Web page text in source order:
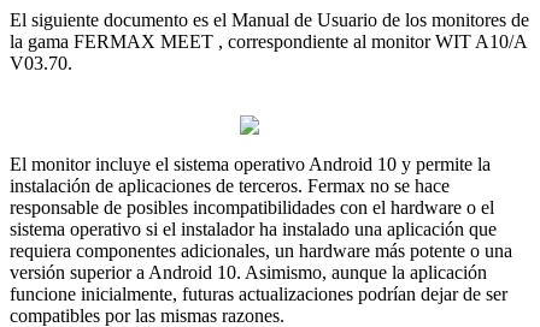
El siguiente documento es el Manual de Usuario de los monitores de
la gama FERMAX MEET , correspondiente al monitor WIT A10/A
V03.70.
El monitor incluye el sistema operativo Android 10 y permite la
instalación de aplicaciones de terceros. Fermax no se hace
responsable de posibles incompatibilidades con el hardware o el
sistema operativo si el instalador ha instalado una aplicación que
requiera componentes adicionales, un hardware más potente o una
versión superior a Android 10. Asimismo, aunque la aplicación
funcione inicialmente, futuras actualizaciones podrían dejar de ser
compatibles por las mismas razones.